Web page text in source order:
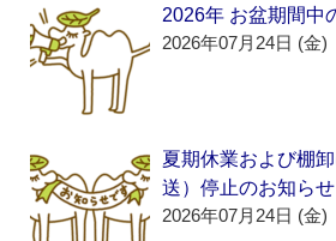
2026年 お盆期間中
2026年07月24日 (金)
夏期休業および棚
送）停止のお知らせ
2026年07月24日 (金)